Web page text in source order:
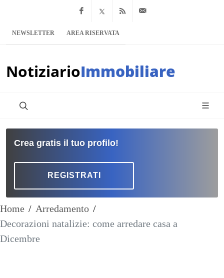
Facebook
x.com Feed RSS
NEWSLETTER AREA RISERVATA
NotiziarioImmobiliare
Crea gratis il tuo profilo!
REGISTRATI
Home / Arredamento /
Decorazioni natalizie: come arredare casa a
Dicembre